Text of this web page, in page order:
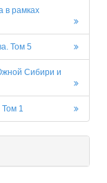
в рамках
Том 5
Сибири и
Том 1